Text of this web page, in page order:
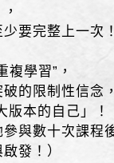
少要完整上一次
複學習”，
的限制性信念
版本的自己」！
參與數十次課程
發！）